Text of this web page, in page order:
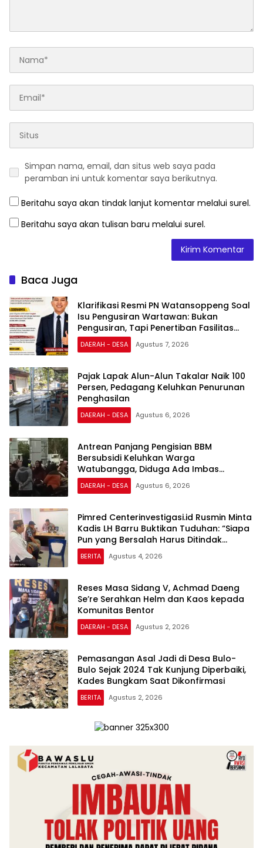
Simpan nama, email, dan situs web saya pada
peramban ini untuk komentar saya berikutnya.
Beritahu saya akan tindak lanjut komentar melalui surel.
Beritahu saya akan tulisan baru melalui surel.
Baca Juga
Klarifikasi Resmi PN Watansoppeng Soal
Isu Pengusiran Wartawan: Bukan
Pengusiran, Tapi Penertiban Fasilitas
PTSP
DAERAH - DESA Agustus 7, 2026
Pajak Lapak Alun-Alun Takalar Naik 100
Persen, Pedagang Keluhkan Penurunan
Penghasilan
DAERAH - DESA Agustus 6, 2026
Antrean Panjang Pengisian BBM
Bersubsidi Keluhkan Warga
Watubangga, Diduga Ada Imbas
Kendaraan Bertangki Modifikasi
DAERAH - DESA Agustus 6, 2026
Pimred Centerinvestigasi.id Rusmin Minta
Kadis LH Barru Buktikan Tuduhan: “Siapa
Pun yang Bersalah Harus Ditindak
Tegas!”
BERITA Agustus 4, 2026
Reses Masa Sidang V, Achmad Daeng
Se’re Serahkan Helm dan Kaos kepada
Komunitas Bentor
DAERAH - DESA Agustus 2, 2026
Pemasangan Asal Jadi di Desa Bulo-
Bulo Sejak 2024 Tak Kunjung Diperbaiki,
Kades Bungkam Saat Dikonfirmasi
BERITA Agustus 2, 2026